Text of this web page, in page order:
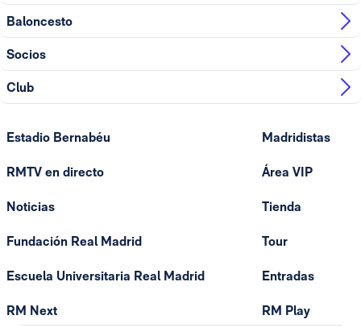
Baloncesto
Socios
Club
Estadio Bernabéu
RMTV en directo
Noticias
Fundación Real Madrid
Escuela Universitaria Real Madrid
RM Next
Madridistas
Área VIP
Tienda
Tour
Entradas
RM Play